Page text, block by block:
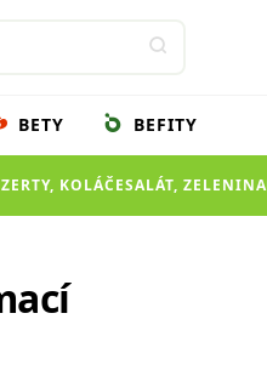
BETY BEFITY
KOLÁČESALÁT, ZELENINA